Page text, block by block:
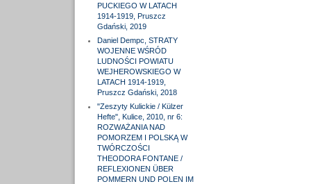
PUCKIEGO W LATACH
1914-1919, Pruszcz
Gdański, 2019
Daniel Dempc, STRATY
WOJENNE WŚRÓD
LUDNOŚCI POWIATU
WEJHEROWSKIEGO W
LATACH 1914-1919,
Pruszcz Gdański, 2018
"Zeszyty Kulickie / Külzer
Hefte", Kulice, 2010, nr 6:
ROZWAŻANIA NAD
POMORZEM I POLSKĄ W
TWÓRCZOŚCI
THEODORA FONTANE /
REFLEXIONEN ÜBER
POMMERN UND POLEN IM